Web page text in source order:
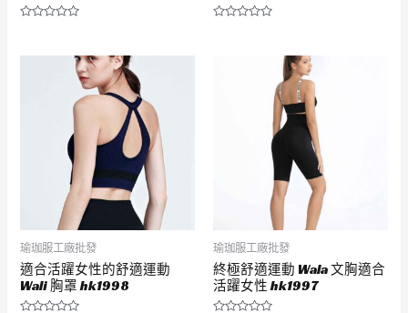
瑜珈服工廠批發
適合活躍女性的舒適運動
Wali 胸罩 hk1998
瑜珈服工廠批發
終極舒適運動 Wala 文胸適合
活躍女性 hk1997